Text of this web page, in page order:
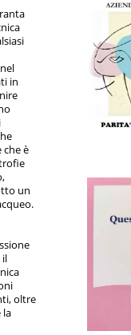
in
è
un
il
oltre
la